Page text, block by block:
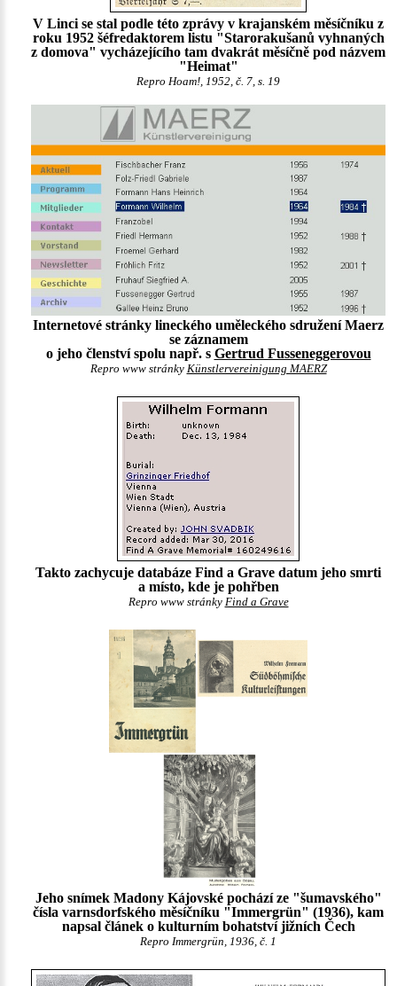
V Linci se stal podle této zprávy v krajanském měsíčníku z
roku 1952 šéfredaktorem listu "Starorakušanů vyhnaných
z domova" vycházejícího tam dvakrát měsíčně pod názvem
"Heimat"
Repro Hoam!, 1952, č. 7, s. 19
Internetové stránky lineckého uměleckého sdružení Maerz
se záznamem
o jeho členství spolu např. s Gertrud Fusseneggerovou
Repro www stránky Künstlervereinigung MAERZ
Takto zachycuje databáze Find a Grave datum jeho smrti
a místo, kde je pohřben
Repro www stránky Find a Grave
Jeho snímek Madony Kájovské pochází ze "šumavského"
čísla varnsdorfského měsíčníku "Immergrün" (1936), kam
napsal článek o kulturním bohatství jižních Čech
Repro Immergrün, 1936, č. 1